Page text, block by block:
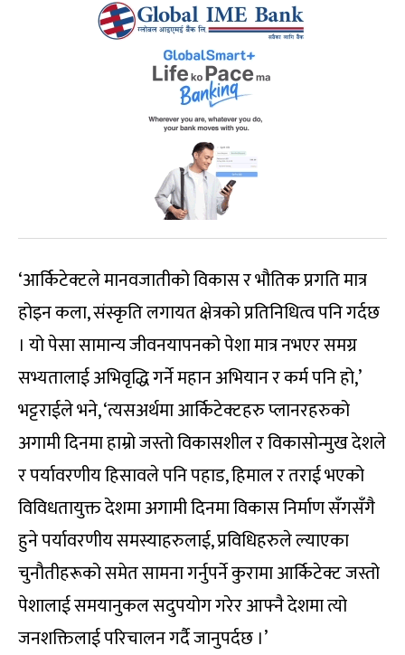
‘आर्किटेक्टले मानवजातीको विकास र भौतिक प्रगति मात्र
होइन कला, संस्कृति लगायत क्षेत्रको प्रतिनिधित्व पनि गर्दछ
। यो पेसा सामान्य जीवनयापनको पेशा मात्र नभएर समग्र
सभ्यतालाई अभिवृद्धि गर्ने महान अभियान र कर्म पनि हो,’
भट्टराईले भने, ‘त्यसअर्थमा आर्किटेक्टहरु प्लानरहरुको
अगामी दिनमा हाम्रो जस्तो विकासशील र विकासोन्मुख देशले
र पर्यावरणीय हिसावले पनि पहाड, हिमाल र तराई भएको
विविधतायुक्त देशमा अगामी दिनमा विकास निर्माण सँगसँगै
हुने पर्यावरणीय समस्याहरुलाई, प्रविधिहरुले ल्याएका
चुनौतीहरूको समेत सामना गर्नुपर्ने कुरामा आर्किटेक्ट जस्तो
पेशालाई समयानुकल सदुपयोग गरेर आफ्नै देशमा त्यो
जनशक्तिलाई परिचालन गर्दै जानुपर्दछ ।’